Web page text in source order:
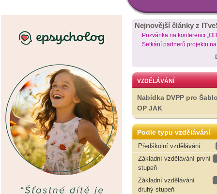
Nejnovější články z
Pozvánka na konferenci
Setkání partnerů projektu
VZDĚLÁVÁNÍ
Nabídka DVPP pro
OP JAK
Podle typu vzdělávání
Předškolní vzdělávání
Základní vzdělávání první
stupeň
Základní vzdělávání
druhý stupeň